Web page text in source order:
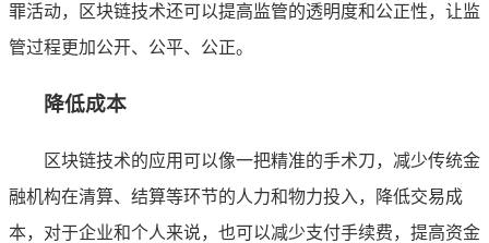
罪活动，区块链技术还可以提高监管的透明度和公正性，让监
管过程更加公开、公平、公正。
降低成本
区块链技术的应用可以像一把精准的手术刀，减少传统金
融机构在清算、结算等环节的人力和物力投入，降低交易成
本，对于企业和个人来说，也可以减少支付手续费，提高资金